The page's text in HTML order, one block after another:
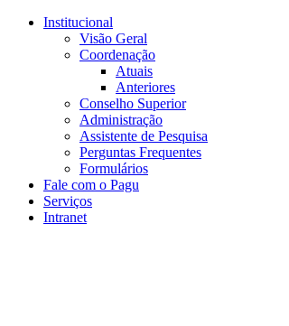
Conteúdo principal
Institucional
Visão Geral
Coordenação
Atuais
Anteriores
Conselho Superior
Administração
Assistente de Pesquisa
Perguntas Frequentes
Formulários
Fale com o Pagu
Serviços
Intranet